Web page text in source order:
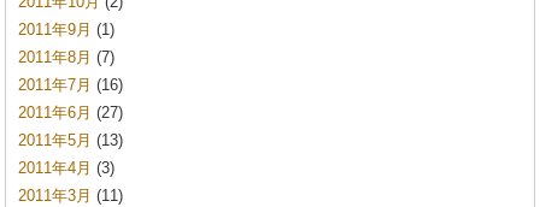
2011年9月 (1)
2011年8月 (7)
2011年7月 (16)
2011年6月 (27)
2011年5月 (13)
2011年4月 (3)
2011年3月 (11)